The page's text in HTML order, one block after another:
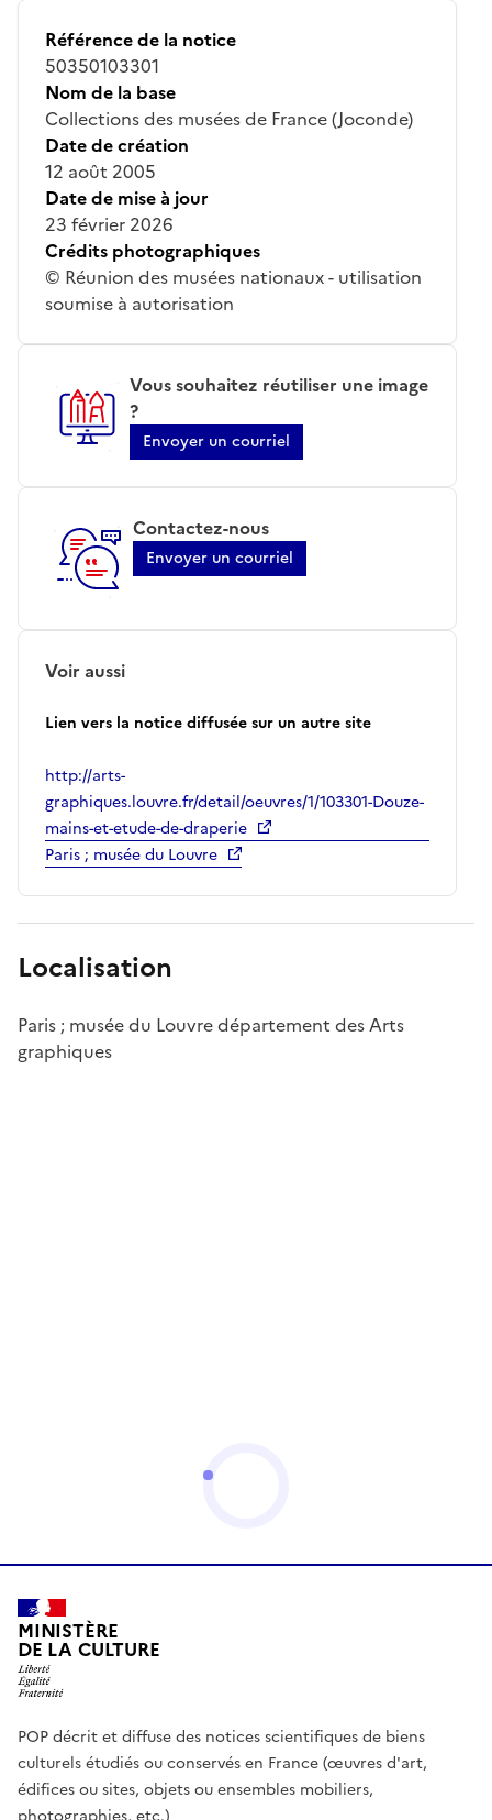
Référence de la notice
50350103301
Nom de la base
Collections des musées de France (Joconde)
Date de création
12 août 2005
Date de mise à jour
23 février 2026
Crédits photographiques
© Réunion des musées nationaux - utilisation
soumise à autorisation
Vous souhaitez réutiliser une image
?
Envoyer un courriel
Contactez-nous
Envoyer un courriel
Voir aussi
Lien vers la notice diffusée sur un autre site
http://arts-
graphiques.louvre.fr/detail/oeuvres/1/103301-Douze-
mains-et-etude-de-draperie
Paris ; musée du Louvre
Localisation
Paris ; musée du Louvre département des Arts
graphiques
MINISTÈRE
DE LA CULTURE
POP décrit et diffuse des notices scientifiques de biens
culturels étudiés ou conservés en France (œuvres d'art,
édifices ou sites, objets ou ensembles mobiliers,